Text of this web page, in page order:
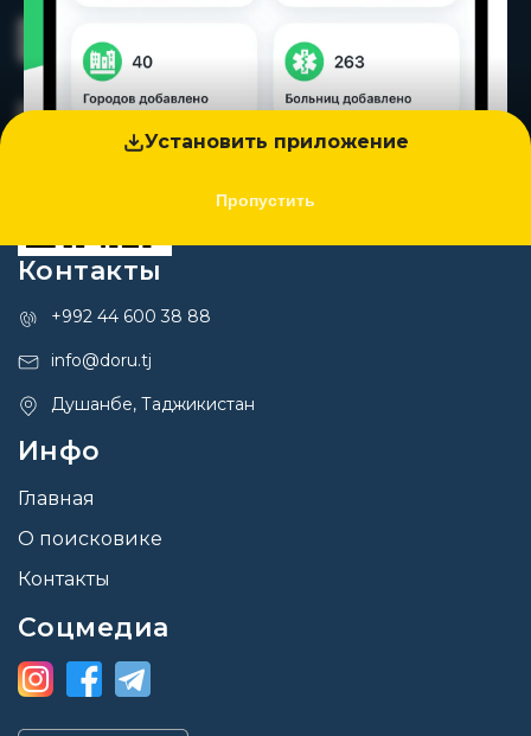
Установить приложение
Пропустить
Контакты
+992 44 600 38 88
info@doru.tj
Душанбе, Таджикистан
Инфо
Главная
О поисковике
Контакты
Соцмедиа